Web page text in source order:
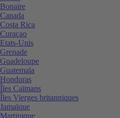
Bonaire
Canada
Costa Rica
Curaçao
Etats-Unis
Grenade
Guadeloupe
Guatemala
Honduras
Îles Caïmans
Îles Vierges britanniques
Jamaïque
Martinique